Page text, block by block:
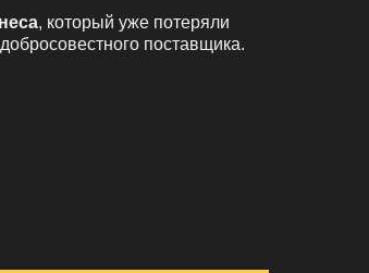
, который уже потеряли
поставщика.